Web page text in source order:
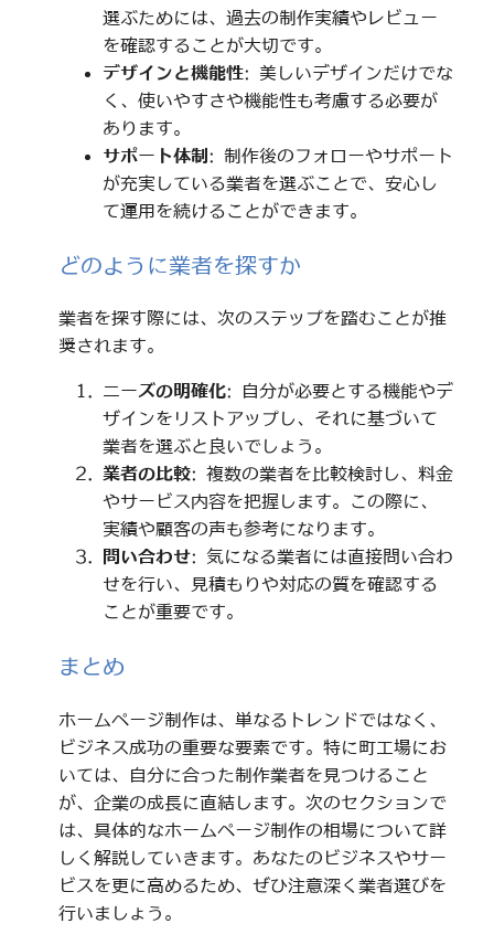
選ぶためには、過去の制作実績やレビュー
を確認することが大切です。
デザインと機能性: 美しいデザインだけでな
く、使いやすさや機能性も考慮する必要が
あります。
サポート体制 : 制作後のフォローやサポート
が充実している業者を選ぶことで、安心し
て運用を続けることができます。
どのように業者を探すか
業者を探す際には、次のステップを踏むことが推
奨されます。
ニーズの明確化: 自分が必要とする機能やデ
ザインをリストアップし、それに基づいて
業者を選ぶと良いでしょう。
業者の比較: 複数の業者を比較検討し、料金
やサービス内容を把握します。この際に、
実績や顧客の声も参考になります。
問い合わせ: 気になる業者には直接問い合わ
せを行い、見積もりや対応の質を確認する
ことが重要です。
まとめ
ホームページ制作は、単なるトレンドではなく、
ビジネス成功の重要な要素です。特に町工場にお
いては、自分に合った制作業者を見つけること
が、企業の成長に直結します。次のセクションで
は、具体的なホームページ制作の相場について詳
しく解説していきます。あなたのビジネスやサー
ビスを更に高めるため、ぜひ注意深く業者選びを
行いましょう。